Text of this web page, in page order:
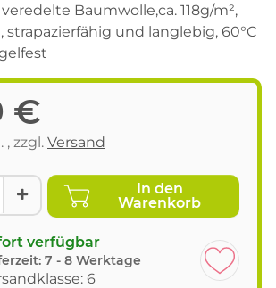
Baumwolle,ca. 118g/m²,
und langlebig, 60°C
€
, zzgl. Versand
In den
Warenkorb
verfügbar
7 - 8 Werktage
6